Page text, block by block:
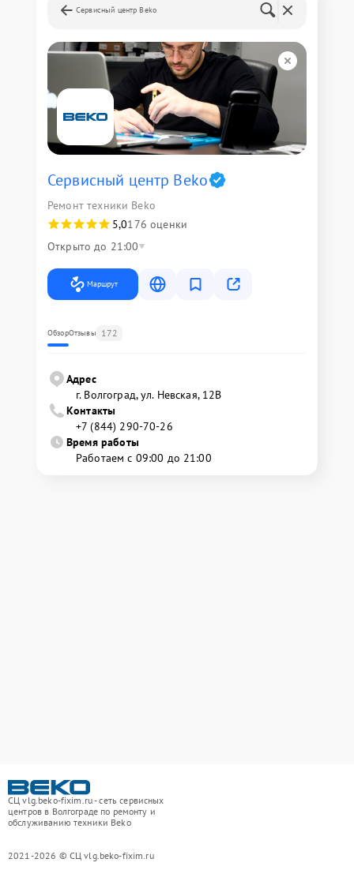
Сервисный центр Beko
Сервисный центр Beko
Ремонт техники Beko
5,0176 оценки
Открыто до 21:00
Маршрут
ОбзорОтзывы 172
Адрес
г. Волгоград, ул. Невская, 12В
Контакты
+7 (844) 290-70-26
Время работы
Работаем с 09:00 до 21:00
СЦ vlg.beko-fixim.ru - сеть сервисных
центров в Волгограде по ремонту и
обслуживанию техники Beko
2021-2026 © СЦ vlg.beko-fixim.ru